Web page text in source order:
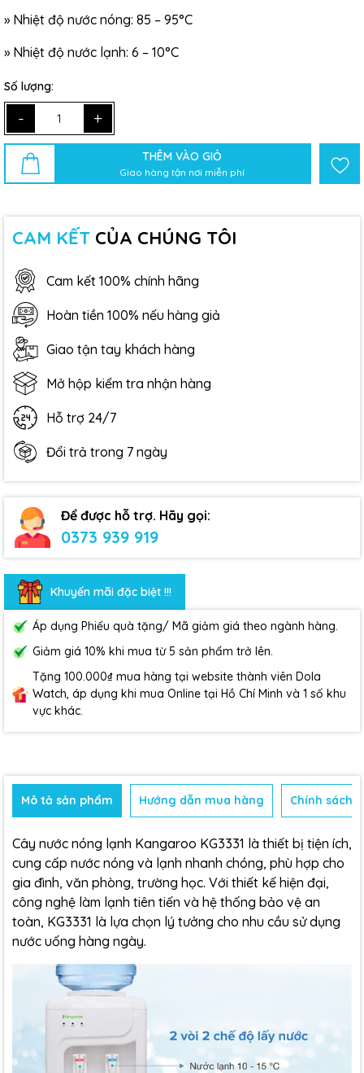
» Nhiệt độ nước nóng: 85 – 95°C
» Nhiệt độ nước lạnh: 6 – 10°C
Số lượng:
- +
THÊM VÀO GIỎ
Giao hàng tận nơi miễn phí
CAM KẾT CỦA CHÚNG TÔI
Cam kết 100% chính hãng
Hoàn tiền 100% nếu hàng giả
Giao tận tay khách hàng
Mở hộp kiểm tra nhận hàng
Hỗ trợ 24/7
Đổi trả trong 7 ngày
Để được hỗ trợ. Hãy gọi:
0373 939 919
Khuyến mãi đặc biệt !!!
Áp dụng Phiếu quà tặng/ Mã giảm giá theo ngành hàng.
Giảm giá 10% khi mua từ 5 sản phẩm trở lên.
Tặng 100.000₫ mua hàng tại website thành viên Dola
Watch, áp dụng khi mua Online tại Hồ Chí Minh và 1 số khu
vực khác.
Mô tả sản phẩm Hướng dẫn mua hàng Chính sách
Cây nước nóng lạnh Kangaroo KG3331 là thiết bị tiện ích,
cung cấp nước nóng và lạnh nhanh chóng, phù hợp cho
gia đình, văn phòng, trường học. Với thiết kế hiện đại,
công nghệ làm lạnh tiên tiến và hệ thống bảo vệ an
toàn, KG3331 là lựa chọn lý tưởng cho nhu cầu sử dụng
nước uống hàng ngày.